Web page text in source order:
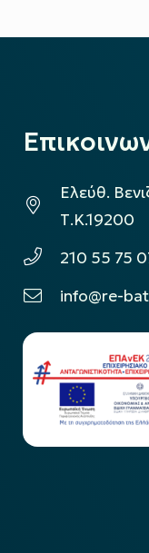
Ελεύθ.
Τ.Κ.19200
210 55 75
info@re-